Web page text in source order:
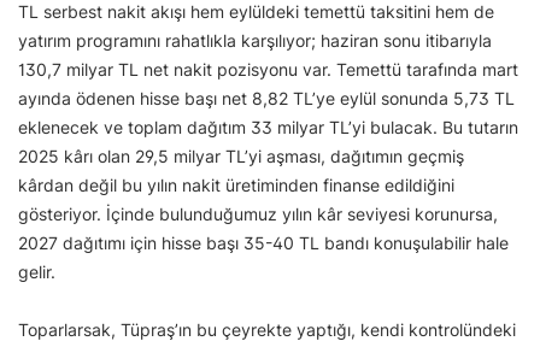
TL serbest nakit akışı hem eylüldeki temettü taksitini hem de
yatırım programını rahatlıkla karşılıyor; haziran sonu itibarıyla
130,7 milyar TL net nakit pozisyonu var. Temettü tarafında mart
ayında ödenen hisse başı net 8,82 TL’ye eylül sonunda 5,73 TL
eklenecek ve toplam dağıtım 33 milyar TL’yi bulacak. Bu tutarın
2025 kârı olan 29,5 milyar TL’yi aşması, dağıtımın geçmiş
kârdan değil bu yılın nakit üretiminden finanse edildiğini
gösteriyor. İçinde bulunduğumuz yılın kâr seviyesi korunursa,
2027 dağıtımı için hisse başı 35-40 TL bandı konuşulabilir hale
gelir.
Toparlarsak, Tüpraş’ın bu çeyrekte yaptığı, kendi kontrolündeki